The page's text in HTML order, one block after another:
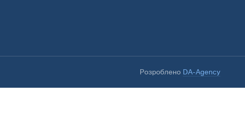
Розроблено DA-Agency